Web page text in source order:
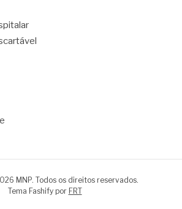
MNP. Todos os direitos reservados.
Tema Fashify por FRT